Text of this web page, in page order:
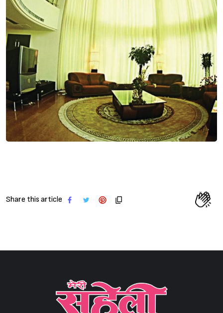
Share this article